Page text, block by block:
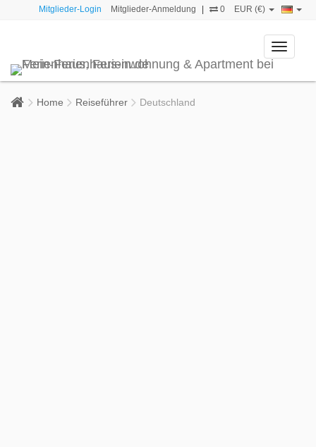
Mitglieder-Login Mitglieder-Anmeldung 0 EUR (€)
Toggle
Home Reiseführer Deutschland